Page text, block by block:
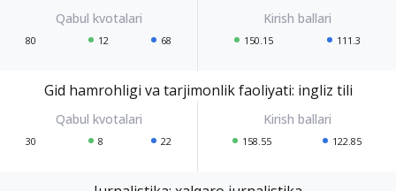
80 12 68 150.15 111.3
Gid hamrohligi va tarjimonlik faoliyati: ingliz tili
30 8 22 158.55 122.85